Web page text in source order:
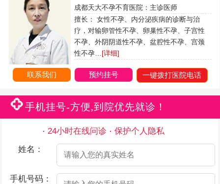
成都天大不孕不育医院：主诊医师
擅长： 女性不孕、内分泌疾病的诊断与治
疗，对输卵管性不孕、卵巢性不孕、子宫性
不孕、外阴阴道性不孕、盆腔性不孕、宫颈
性不孕… [详细]
联系我们 预约挂号 一键拨打医院电话
手机挂号-方便,到院优先就诊！
24小时在线问诊
保护个人隐私
姓名：
手机号码：